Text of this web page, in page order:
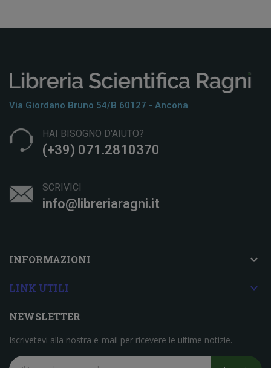
Via Giordano Bruno 54/b 60127 - Ancona
HAI BISOGNO D'AIUTO?
(+39) 071.2810370
SCRIVICI
info@libreriaragni.it
INFORMAZIONI 
LINK UTILI 
NEWSLETTER
Iscrivetevi alla nostra e-mail per ricevere le ultime notizie.